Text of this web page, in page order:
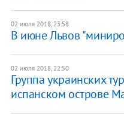
02 июля 2018, 23:58
В июне Львов
02 июля 2018, 22:50
Группа украинских
испанском острове